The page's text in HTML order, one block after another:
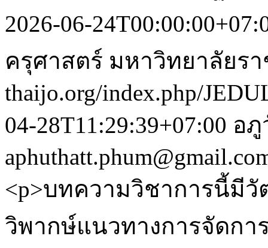
2026-06-
ครุศาสตร์ มหาวิทยาลัยร
thaijo.org/index.php/
04-28T11:29:39+07:00 อภู
<p>บทความวิชาการนี้มีวั
วิพากษ์แนวทางการจัดกา